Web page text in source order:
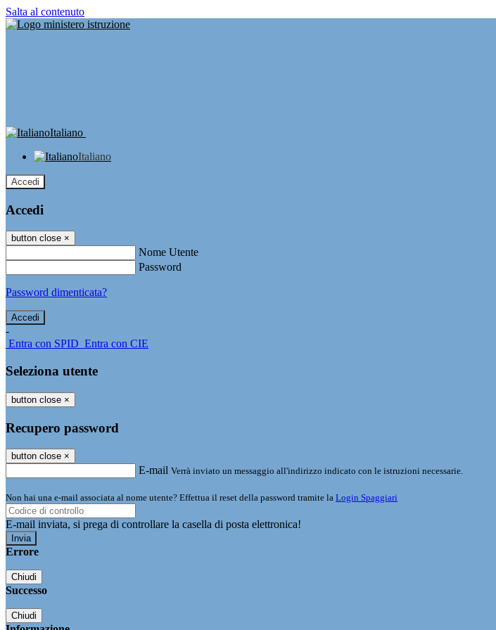
Salta al contenuto
Italiano
Italiano
Accedi
Accedi
button close ×
Nome Utente
Password
Password dimenticata?
-
Entra con SPID Entra con CIE
Seleziona utente
button close ×
Recupero password
button close ×
E-mail Verrà inviato un messaggio all'indirizzo indicato con le istruzioni necessarie.
Non hai una e-mail associata al nome utente? Effettua il reset della password tramite la Login Spaggiari
E-mail inviata, si prega di controllare la casella di posta elettronica!
Errore
Chiudi
Successo
Chiudi